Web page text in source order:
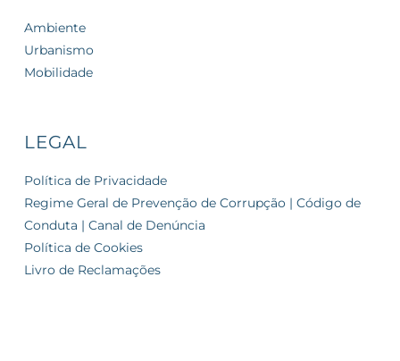
Ambiente
Urbanismo
Mobilidade
LEGAL
Política de Privacidade
Regime Geral de Prevenção de Corrupção | Código de
Conduta | Canal de Denúncia
Política de Cookies
Livro de Reclamações